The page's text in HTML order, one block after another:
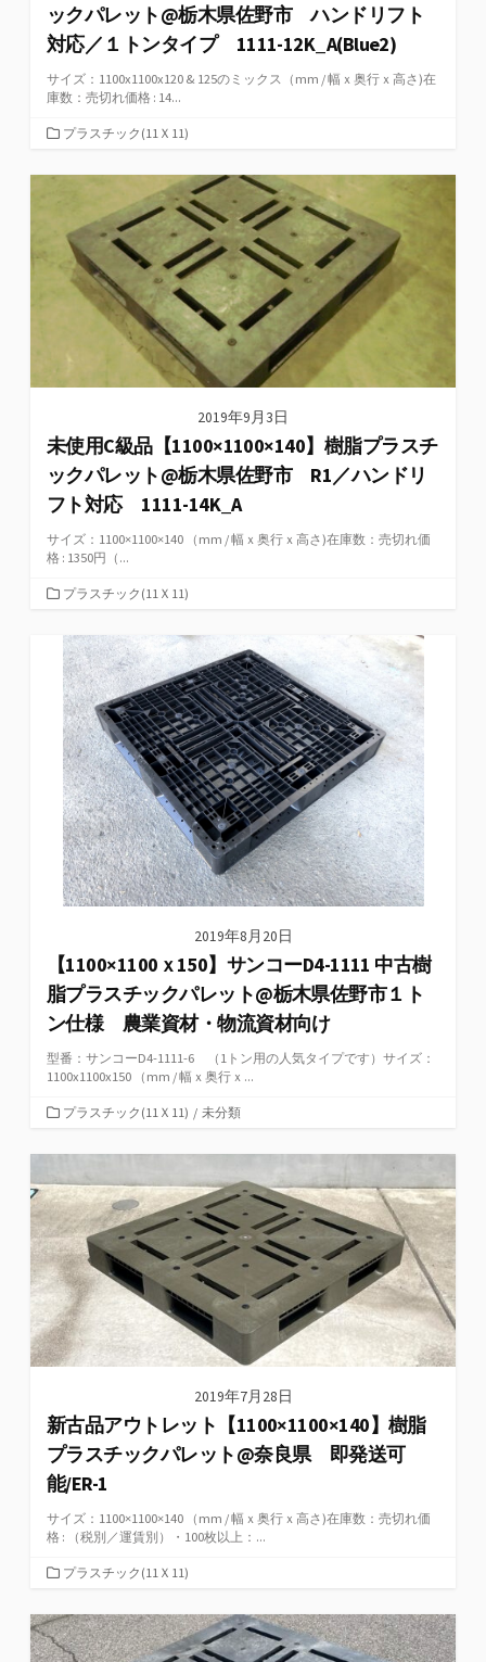
ックパレット@栃木県佐野市 ハンドリフト
対応／１トンタイプ 1111-12K_A(Blue2)
サイズ：1100x1100x120 & 125のミックス（mm / 幅ｘ奥行ｘ高さ)在
庫数：売切れ価格 : 14...
カ
ゴ
プラスチック(11Ｘ11)
2019年9月3日
未使用C級品【1100×1100×140】樹脂プラスチ
ックパレット@栃木県佐野市 R1／ハンドリ
フト対応 1111-14K_A
サイズ：1100×1100×140 （mm / 幅ｘ奥行ｘ高さ)在庫数：売切れ価
格 : 1350円（...
カ
ゴ
リ
ー
プラスチック(11Ｘ11)
2019年8月20日
【1100×1100ｘ150】サンコーD4-1111 中古樹
脂プラスチックパレット@栃木県佐野市１ト
ン仕様 農業資材・物流資材向け
型番：サンコーD4-1111-6 （1トン用の人気タイプです）サイズ：
1100x1100x150 （mm / 幅ｘ奥行ｘ...
カ
ゴ
ー
プラスチック(11Ｘ11) / 未分類
2019年7月28日
新古品アウトレット【1100×1100×140】樹脂
プラスチックパレット@奈良県 即発送可
能/ER-1
サイズ：1100×1100×140 （mm / 幅ｘ奥行ｘ高さ)在庫数：売切れ価
格 : （税別／運賃別）・100枚以上：...
カ
ゴ
リ
ー
プラスチック(11Ｘ11)